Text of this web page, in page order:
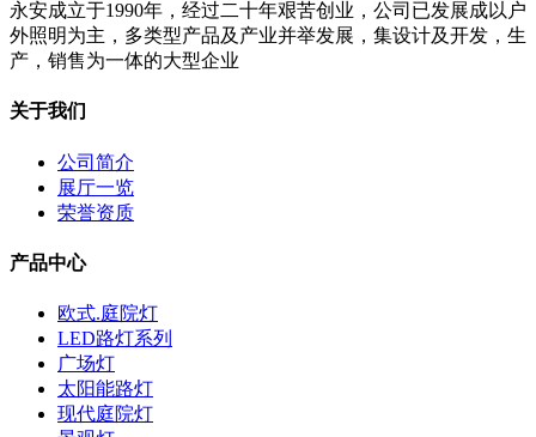
永安成立于1990年，经过二十年艰苦创业，公司已发展成以户
外照明为主，多类型产品及产业并举发展，集设计及开发，生
产，销售为一体的大型企业
关于我们
公司简介
展厅一览
荣誉资质
产品中心
欧式.庭院灯
LED路灯系列
广场灯
太阳能路灯
现代庭院灯